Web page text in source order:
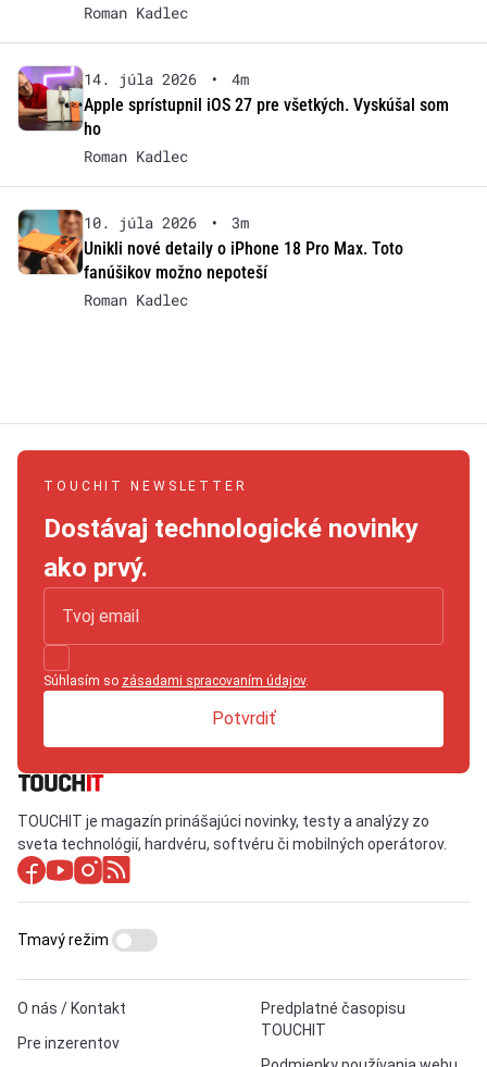
Roman Kadlec
14. júla 2026 •
4m
Apple sprístupnil iOS 27 pre všetkých. Vyskúšal som
ho
Roman Kadlec
10. júla 2026 •
3m
Unikli nové detaily o iPhone 18 Pro Max. Toto
fanúšikov možno nepoteší
Roman Kadlec
TOUCHIT NEWSLETTER
Dostávaj technologické novinky
ako prvý.
Súhlasím so zásadami spracovaním údajov.
Potvrdiť
TOUCHIT je magazín prinášajúci novinky, testy a analýzy zo
sveta technológií, hardvéru, softvéru či mobilných operátorov.
O nás / Kontakt
Pre inzerentov
Predplatné časopisu
TOUCHIT
Tmavý režim